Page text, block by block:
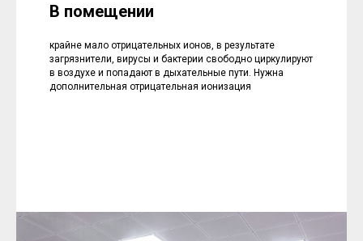
В помещении
крайне мало отрицательных ионов, в результате
загрязнители, вирусы и бактерии свободно циркулируют
в воздухе и попадают в дыхательные пути. Нужна
дополнительная отрицательная ионизация